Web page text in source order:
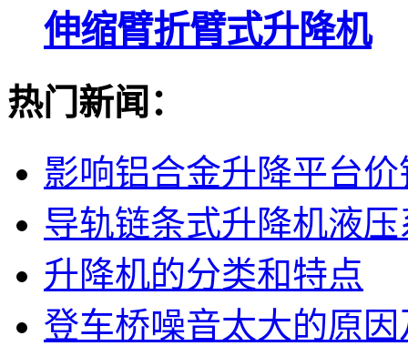
伸缩臂折臂式升降机
热门新闻：
影响铝合金升降平台
导轨链条式升降机液
升降机的分类和特点
登车桥噪音太大的原